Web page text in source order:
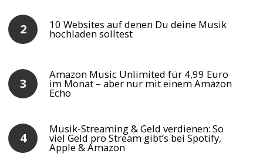
10 Websites auf denen Du deine Musik
hochladen solltest
Amazon Music Unlimited für 4,99 Euro
im Monat – aber nur mit einem Amazon
Echo
Musik-Streaming & Geld verdienen: So
viel Geld pro Stream gibt’s bei Spotify,
Apple & Amazon